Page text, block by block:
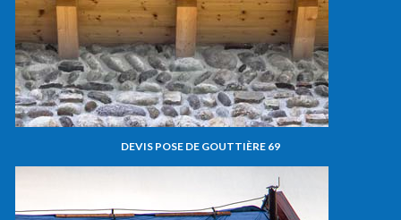
DEVIS POSE DE GOUTTIÈRE 69